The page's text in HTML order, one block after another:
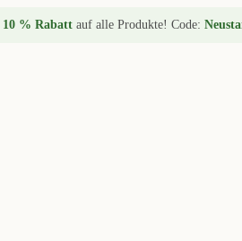
10 % Rabatt auf alle Produkte! Code: